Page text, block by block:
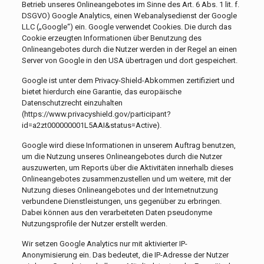
Betrieb unseres Onlineangebotes im Sinne des Art. 6 Abs. 1 lit. f.
DSGVO) Google Analytics, einen Webanalysedienst der Google
LLC („Google“) ein. Google verwendet Cookies. Die durch das
Cookie erzeugten Informationen über Benutzung des
Onlineangebotes durch die Nutzer werden in der Regel an einen
Server von Google in den USA übertragen und dort gespeichert.
Google ist unter dem Privacy-Shield-Abkommen zertifiziert und
bietet hierdurch eine Garantie, das europäische
Datenschutzrecht einzuhalten
(https://www.privacyshield.gov/participant?
id=a2zt000000001L5AAI&status=Active).
Google wird diese Informationen in unserem Auftrag benutzen,
um die Nutzung unseres Onlineangebotes durch die Nutzer
auszuwerten, um Reports über die Aktivitäten innerhalb dieses
Onlineangebotes zusammenzustellen und um weitere, mit der
Nutzung dieses Onlineangebotes und der Internetnutzung
verbundene Dienstleistungen, uns gegenüber zu erbringen.
Dabei können aus den verarbeiteten Daten pseudonyme
Nutzungsprofile der Nutzer erstellt werden.
Wir setzen Google Analytics nur mit aktivierter IP-
Anonymisierung ein. Das bedeutet, die IP-Adresse der Nutzer